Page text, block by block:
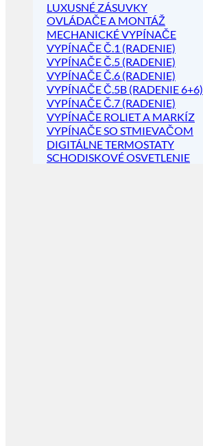
LUXUSNÉ ZÁSUVKY
OVLÁDAČE A MONTÁŽ
MECHANICKÉ VYPÍNAČE
VYPÍNAČE Č.1 (RADENIE)
VYPÍNAČE Č.5 (RADENIE)
VYPÍNAČE Č.6 (RADENIE)
VYPÍNAČE Č.5B (RADENIE 6+6)
VYPÍNAČE Č.7 (RADENIE)
VYPÍNAČE ROLIET A MARKÍZ
VYPÍNAČE SO STMIEVAČOM
DIGITÁLNE TERMOSTATY
SCHODISKOVÉ OSVETLENIE